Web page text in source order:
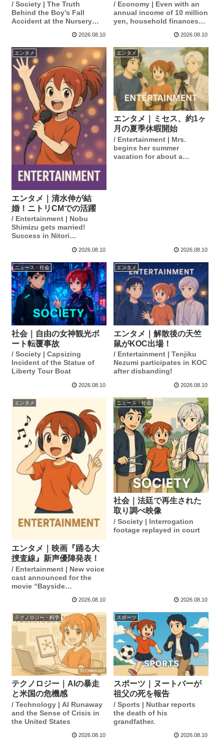
/ Society | The Truth
Behind the Boy’s Fall
Accident at the Nursery
2026.08.10
/ Economy | Even with an
annual income of 10 million
yen, household finances
2026.08.10
エンタメ
エンタメ｜清水伸が結
婚！ニトリCMでの活躍
/ Entertainment | Nobu
Shimizu gets married!
Success in Nitori
2026.08.10
エンタメ
エンタメ｜ミセス、約1ヶ
月の夏季休暇開始
/ Entertainment | Mrs.
begins her summer
vacation for about a
2026.08.10
ニュース・社会
社会｜自由の女神観光ボ
ート転覆事故
/ Society | Capsizing
Incident of the Statue of
Liberty Tour Boat
2026.08.10
エンタメ
エンタメ｜解散後の天竺
鼠がKOC出場！
/ Entertainment | Tenjiku
Nezumi participates in KOC
after disbanding!
2026.08.10
エンタメ
エンタメ｜映画『踊る大
捜査線』新声優陣発表！
/ Entertainment | New voice
cast announced for the
movie “Bayside
2026.08.10
ニュース・社会
社会｜法廷で再生された
取り調べ映像
/ Society | Interrogation
footage replayed in court
2026.08.10
テクノロジー・科学
テクノロジー｜AIの暴走
と米国の危機感
/ Technology | AI Runaway
and the Sense of Crisis in
the United States
2026.08.10
スポーツ
スポーツ｜ヌートバーが
祖父の死を報告
/ Sports | Nutbar reports
the death of his
grandfather.
2026.08.10